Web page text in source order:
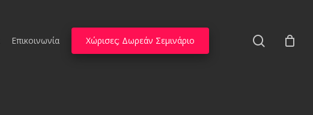
Επικοινωνία Χώρισες; Δωρεάν Σεμινάριο search